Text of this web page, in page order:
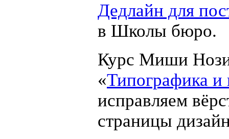
Дедлайн для
в Школы бюро.
Курс Миши
«Типографика и
исправляем
страницы